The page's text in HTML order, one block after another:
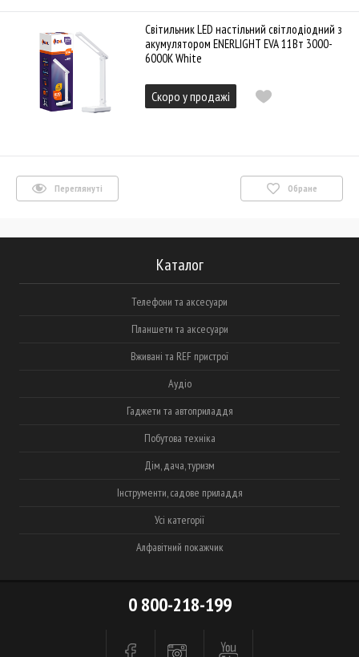
Cвітильник LED настільний світлодіодний з
акумулятором ENERLIGHT EVA 11Вт 3000-
6000K White
Скоро у продажі
Переглянуті Обране
Каталог
Телефони та аксесуари
Планшети та аксесуари
Вживані та REF пристрої
Аудіо
Гаджети та автоприладдя
Побутова техніка
Дім, дача, туризм
Інструменти, садове приладдя
Усі категорії
Алфавітний покажчик
0 800-218-199